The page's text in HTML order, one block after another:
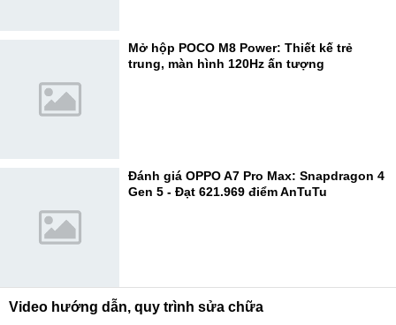
Mở hộp POCO M8 Power: Thiết kế trẻ
trung, màn hình 120Hz ấn tượng
Đánh giá OPPO A7 Pro Max: Snapdragon 4
Gen 5 - Đạt 621.969 điểm AnTuTu
Video hướng dẫn, quy trình sửa chữa